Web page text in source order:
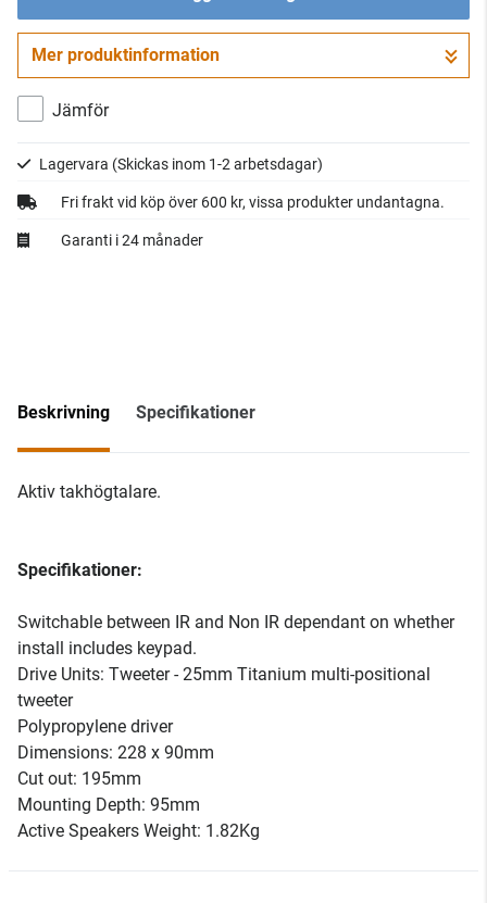
Gå till kassan
Mer produktinformation
Jämför
Lagervara (Skickas inom 1-2 arbetsdagar)
Fri frakt vid köp över 600 kr, vissa produkter undantagna.
Garanti i 24 månader
Beskrivning Specifikationer
Aktiv takhögtalare.
Specifikationer:
Switchable between IR and Non IR dependant on whether
install includes keypad.
Drive Units: Tweeter - 25mm Titanium multi-positional
tweeter
Polypropylene driver
Dimensions: 228 x 90mm
Cut out: 195mm
Mounting Depth: 95mm
Active Speakers Weight: 1.82Kg